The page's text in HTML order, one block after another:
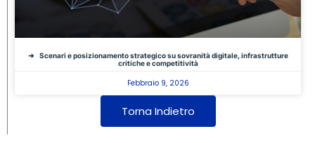
Scenari e posizionamento strategico su sovranità digitale, infrastrutture
critiche e competitività
Febbraio 9, 2026
Torna Indietro